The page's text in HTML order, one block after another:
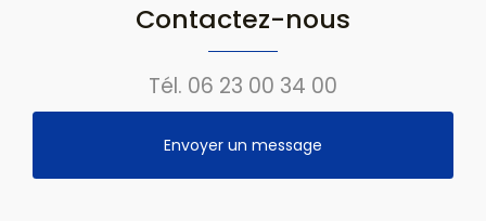
Contactez-nous
Tél. 06 23 00 34 00
Envoyer un message